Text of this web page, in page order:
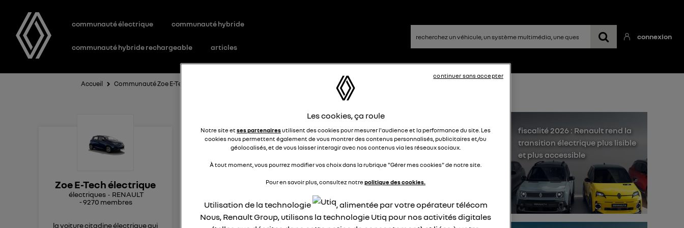
communauté électrique communauté hybride
communauté hybride rechargeable articles
connexion
Accueil Communauté Zoe E-Tech électrique
Zoe E-Tech électrique
électriques
RENAULT
-9270 membres
la voiture citadine électrique qui
Porte vélo
allardgilles
Est'il possible de tracter une petite remorque ?
fiscalité 2026 : Renault rend la
transition électrique plus lisible
et plus accessible
Les cookies, ça roule
Notre site etses partenairesutilisent des cookies pour mesurer l'audience et la performance du site. Les
cookies nous permettent également de vous montrer des contenus personnalisés, publicitaires et/ou
géolocalisés, et de vous laisser interagir avec nos contenus via les réseaux sociaux.
À tout moment, vous pourrez modifier vos choix dans la rubrique "Gérer mes cookies" de notre site.
Pour en savoir plus, consultez notrepolitique des cookies.
Utilisation de la technologie
, alimentée par votre opérateur télécom
Nous, Renault Group, utilisons la technologie Utiq pour nos activités digitales
continuer sans accepter